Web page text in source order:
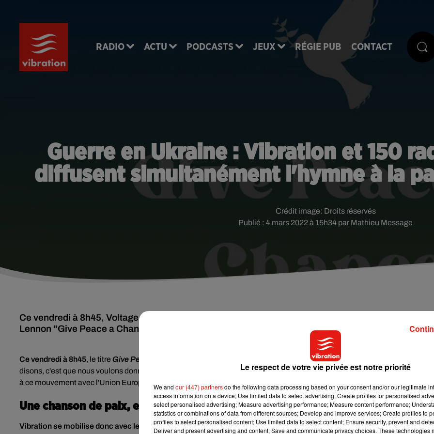
RADIO ACTU PODCASTS JEUX RÉGIE PUB CONTACT
Guerre en Ukraine : Vibration et 150
diffusent simultanément l'hymne à la
Publié : 4 mars 2022 à 15h34 par Mathieu Message
Crédit image: Droits réservés
Ce vendredi à 8h45, Voltage et 150 radios en Europe ont diffusé la chanson pacifiste de John
Lennon "Give Peace a Chance" en signe de solidarité avec les Ukrainiens.
Ce vendredi à 8h45, le titre Give Peace a Chance 150 radios européennes
disons, c'est que nous voulons donner une chance à la paix" :
toutes les radios du Groupe 1981, dont Vibration,
à ce mouvement avec l'Union Européenne de Radiodiffusion.
Une chanson de paix, enregistrée pendant la Guerre froide
Vibration se mobilise donc avec les radios allemandes et autrichiennes contre la guerre.Ce matin, un message de paix
Le respect de votre vie privée est notre priorité
We and our (447) partnersdo the following data processing based on your consent and/or our legitimate
access information on a device; Use limited data to select advertising; Create profiles for personalised
select personalised advertising; Measure advertising performance; Measure content performance;
statistics or combinations of data from different sources; Develop and improve services; Create profiles to
profiles to select personalised content; Use limited data to select content; Ensure security, prevent and
Deliver and present advertising and content; Save and communicate privacy choices. These technologies